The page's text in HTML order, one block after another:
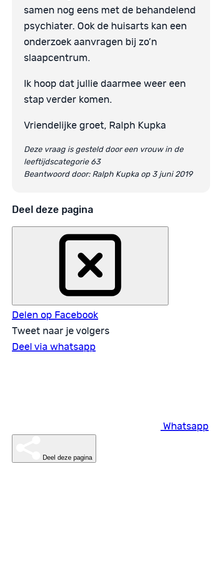
samen nog eens met de behandelend
psychiater. Ook de huisarts kan een
onderzoek aanvragen bij zo’n
slaapcentrum.
Ik hoop dat jullie daarmee weer een
stap verder komen.
Vriendelijke groet, Ralph Kupka
Deze vraag is gesteld door een vrouw in de
leeftijdscategorie 63
Beantwoord door: Ralph Kupka op 3 juni 2019
Deel deze pagina
Delen op Facebook
Tweet naar je volgers
Deel via whatsapp
Whatsapp
Deel deze pagina